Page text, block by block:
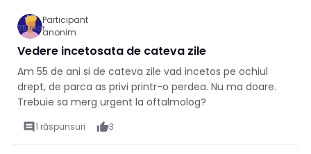
Participant
anonim
25 mar.
Vedere incetosata de cateva zile
Am 55 de ani si de cateva zile vad incetos pe ochiul
drept, de parca as privi printr-o perdea. Nu ma doare.
Trebuie sa merg urgent la oftalmolog?
comment 1 răspunsuri thumb_up3